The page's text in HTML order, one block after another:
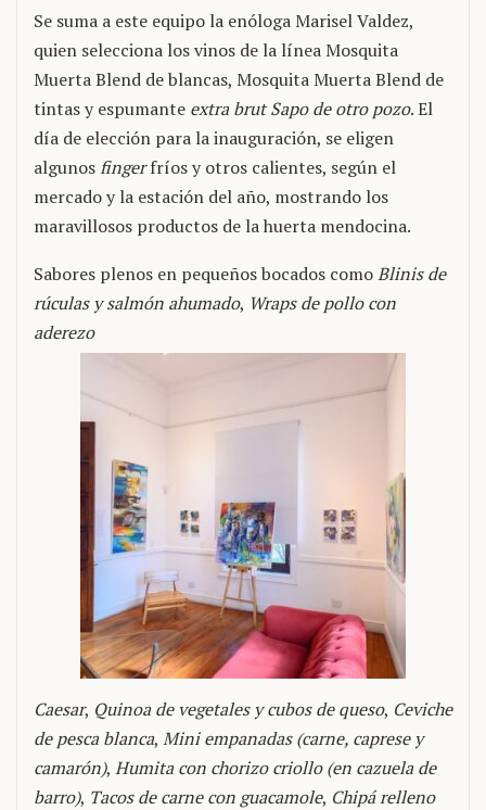
Se suma a este equipo la enóloga Marisel Valdez,
quien selecciona los vinos de la línea Mosquita
Muerta Blend de blancas, Mosquita Muerta Blend de
tintas y espumante extra brut Sapo de otro pozo. El
día de elección para la inauguración, se eligen
algunosfingerfríos y otros calientes, según el
mercado y la estación del año, mostrando los
maravillosos productos de la huerta mendocina.
Sabores plenos en pequeños bocados comoBlinis de
rúculas y salmón ahumado, Wraps de pollo con
aderezo
Caesar, Quinoa de vegetales y cubos de queso, Ceviche
de pesca blanca, Mini empanadas (carne, caprese y
camarón), Humita con chorizo criollo (en cazuela de
barro), Tacos de carne con guacamole, Chipá relleno